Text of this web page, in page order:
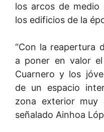
los arcos de
los edificios de la
“Con la reapertura
a poner en valor
Cuarnero y los
de un espacio
zona exterior muy
señalado Ainhoa